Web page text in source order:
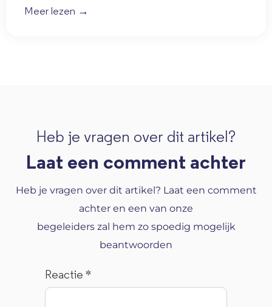
Meer lezen →
Heb je vragen over dit artikel?
Laat een comment achter
Heb je vragen over dit artikel? Laat een comment
achter en een van onze
begeleiders zal hem zo spoedig mogelijk
beantwoorden
Reactie*